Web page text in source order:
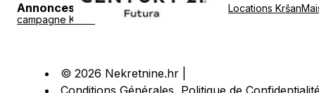
Annonces immobilières à Kršan Locations Kršan
campagne Kršan
© 2026 Nekretnine.hr |
Conditions Générales Politique de